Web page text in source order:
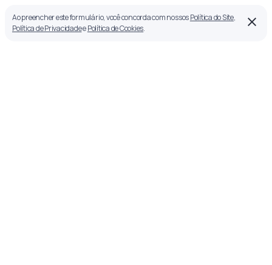
Ao preencher este formulário, você concorda com nossosPolítica do Site,
Política de PrivacidadeePolítica de Cookies.